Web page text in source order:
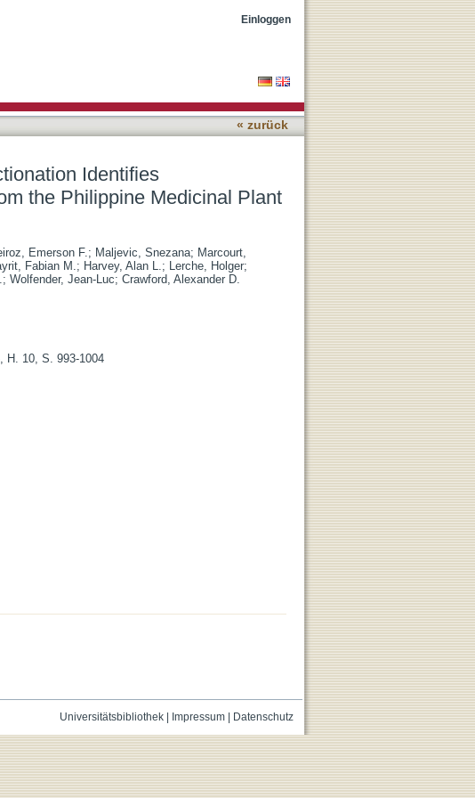
Steroid Glycosides from
Einloggen
« zurück
Identifies
the Philippine Medicinal Plant
Emerson F.; Maljevic, Snezana; Marcourt,
Fabian M.; Harvey, Alan L.; Lerche, Holger;
; Wolfender, Jean-Luc; Crawford, Alexander D.
H. 10, S. 993-1004
Universitätsbibliothek| Impressum| Datenschutz